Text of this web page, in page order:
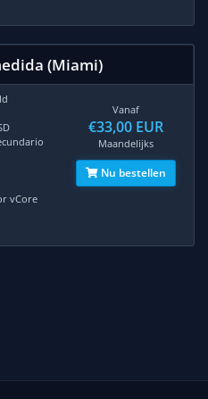
(Miami)
vCore
Vanaf
€33,00 EUR
Maandelijks
Nu bestellen